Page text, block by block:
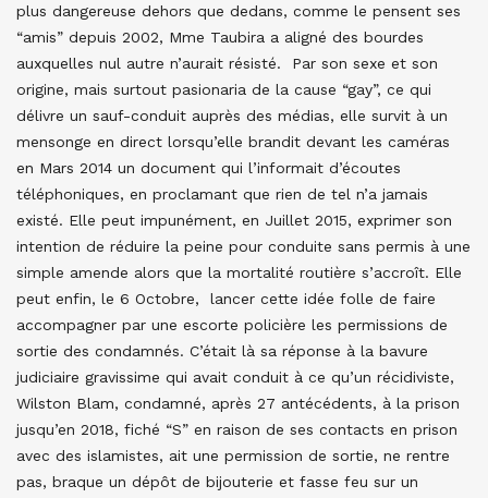
plus dangereuse dehors que dedans, comme le pensent ses
“amis” depuis 2002, Mme Taubira a aligné des bourdes
auxquelles nul autre n’aurait résisté. Par son sexe et son
origine, mais surtout pasionaria de la cause “gay”, ce qui
délivre un sauf-conduit auprès des médias, elle survit à un
mensonge en direct lorsqu’elle brandit devant les caméras
en Mars 2014 un document qui l’informait d’écoutes
téléphoniques, en proclamant que rien de tel n’a jamais
existé. Elle peut impunément, en Juillet 2015, exprimer son
intention de réduire la peine pour conduite sans permis à une
simple amende alors que la mortalité routière s’accroît. Elle
peut enfin, le 6 Octobre, lancer cette idée folle de faire
accompagner par une escorte policière les permissions de
sortie des condamnés. C’était là sa réponse à la bavure
judiciaire gravissime qui avait conduit à ce qu’un récidiviste,
Wilston Blam, condamné, après 27 antécédents, à la prison
jusqu’en 2018, fiché “S” en raison de ses contacts en prison
avec des islamistes, ait une permission de sortie, ne rentre
pas, braque un dépôt de bijouterie et fasse feu sur un